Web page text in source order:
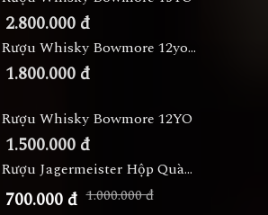
2.800.000 đ
Rượu Whisky Bowmore 12yo...
1.800.000 đ
Rượu Whisky Bowmore 12YO
1.500.000 đ
Rượu Jagermeister Hộp Quà...
700.000 đ 1.000.000 đ